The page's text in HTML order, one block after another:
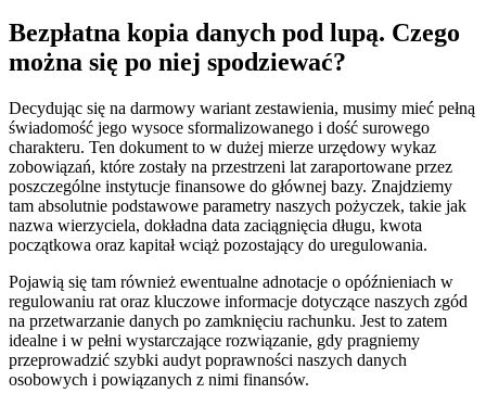
Bezpłatna kopia danych pod lupą. Czego
można się po niej spodziewać?
Decydując się na darmowy wariant zestawienia, musimy mieć pełną
świadomość jego wysoce sformalizowanego i dość surowego
charakteru. Ten dokument to w dużej mierze urzędowy wykaz
zobowiązań, które zostały na przestrzeni lat zaraportowane przez
poszczególne instytucje finansowe do głównej bazy. Znajdziemy
tam absolutnie podstawowe parametry naszych pożyczek, takie jak
nazwa wierzyciela, dokładna data zaciągnięcia długu, kwota
początkowa oraz kapitał wciąż pozostający do uregulowania.
Pojawią się tam również ewentualne adnotacje o opóźnieniach w
regulowaniu rat oraz kluczowe informacje dotyczące naszych zgód
na przetwarzanie danych po zamknięciu rachunku. Jest to zatem
idealne i w pełni wystarczające rozwiązanie, gdy pragniemy
przeprowadzić szybki audyt poprawności naszych danych
osobowych i powiązanych z nimi finansów.